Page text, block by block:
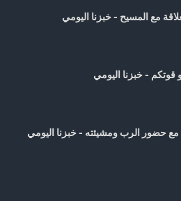
مع المسيح - خبزنا اليومي
- خبزنا اليومي
مع حضور الرب ومشيئته - خبزنا اليومي